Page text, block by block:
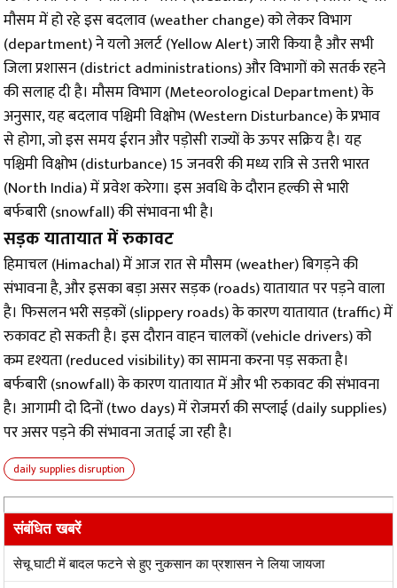
मौसम में हो रहे इस बदलाव (weather change) को लेकर विभाग
(department) ने यलो अलर्ट (Yellow Alert) जारी किया है और सभी
जिला प्रशासन (district administrations) और विभागों को सतर्क रहने
की सलाह दी है। मौसम विभाग (Meteorological Department) के
अनुसार, यह बदलाव पश्चिमी विक्षोभ (Western Disturbance) के प्रभाव
से होगा, जो इस समय ईरान और पड़ोसी राज्यों के ऊपर सक्रिय है। यह
पश्चिमी विक्षोभ (disturbance) 15 जनवरी की मध्य रात्रि से उत्तरी भारत
(North India) में प्रवेश करेगा। इस अवधि के दौरान हल्की से भारी
बर्फबारी (snowfall) की संभावना भी है।
सड़क यातायात में रुकावट
हिमाचल (Himachal) में आज रात से मौसम (weather) बिगड़ने की
संभावना है, और इसका बड़ा असर सड़क (roads) यातायात पर पड़ने वाला
है। फिसलन भरी सड़कों (slippery roads) के कारण यातायात (traffic) में
रुकावट हो सकती है। इस दौरान वाहन चालकों (vehicle drivers) को
कम दृश्यता (reduced visibility) का सामना करना पड़ सकता है।
बर्फबारी (snowfall) के कारण यातायात में और भी रुकावट की संभावना
है। आगामी दो दिनों (two days) में रोजमर्रा की सप्लाई (daily supplies)
पर असर पड़ने की संभावना जताई जा रही है।
daily supplies disruption
संबंधित खबरें
सेचू घाटी में बादल फटने से हुए नुकसान का प्रशासन ने लिया जायजा